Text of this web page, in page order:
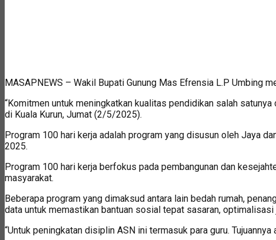
MASAPNEWS – Wakil Bupati Gunung Mas Efrensia L.P Umbing
“Komitmen untuk meningkatkan kualitas pendidikan salah
di Kuala Kurun, Jumat (2/5/2025).
Program 100 hari kerja adalah program yang disusun oleh Jaya
2025.
Program 100 hari kerja berfokus pada pembangunan dan
masyarakat.
Beberapa program yang dimaksud antara lain bedah rumah,
data untuk memastikan bantuan sosial tepat sasaran,
“Untuk peningkatan disiplin ASN ini termasuk para guru.